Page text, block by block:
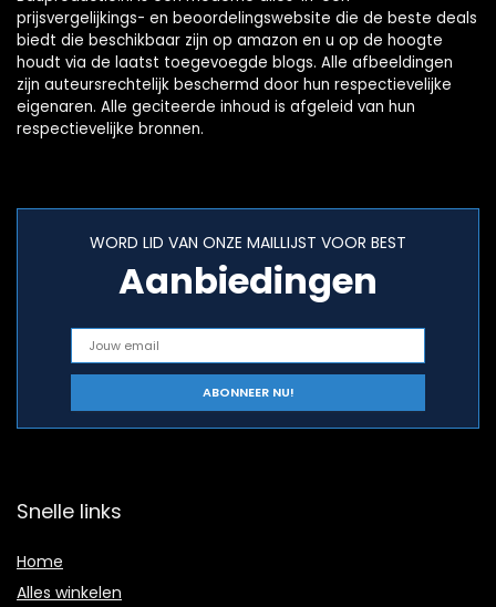
prijsvergelijkings- en beoordelingswebsite die de beste deals
biedt die beschikbaar zijn op amazon en u op de hoogte
houdt via de laatst toegevoegde blogs. Alle afbeeldingen
zijn auteursrechtelijk beschermd door hun respectievelijke
eigenaren. Alle geciteerde inhoud is afgeleid van hun
respectievelijke bronnen.
WORD LID VAN ONZE MAILLIJST VOOR BEST
Aanbiedingen
Snelle links
Home
Alles winkelen